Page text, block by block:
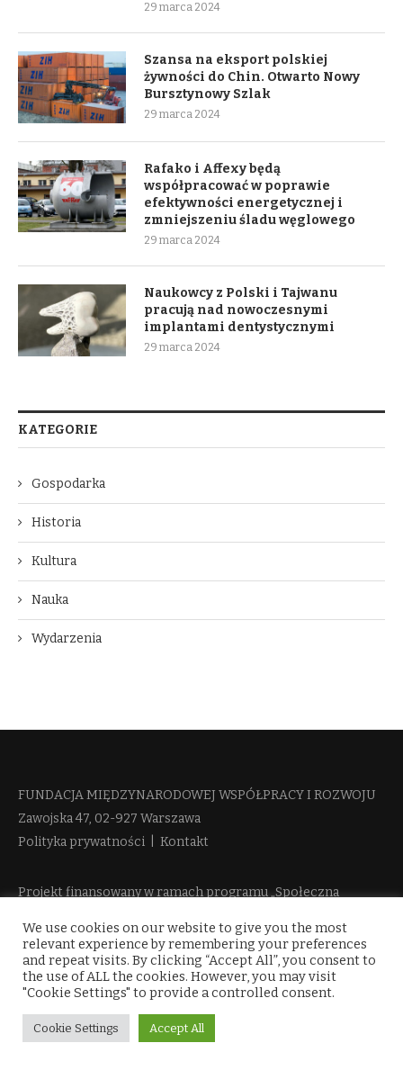
29 marca 2024
Szansa na eksport polskiej
żywności do Chin. Otwarto Nowy
Bursztynowy Szlak
29 marca 2024
Rafako i Affexy będą
współpracować w poprawie
efektywności energetycznej i
zmniejszeniu śladu węglowego
29 marca 2024
Naukowcy z Polski i Tajwanu
pracują nad nowoczesnymi
implantami dentystycznymi
29 marca 2024
KATEGORIE
Gospodarka
Historia
Kultura
Nauka
Wydarzenia
FUNDACJA MIĘDZYNARODOWEJ WSPÓŁPRACY I ROZWOJU​
Zawojska 47, 02-927 Warszawa
Polityka prywatności
Kontakt
Projekt finansowany w ramach programu „Społeczna
więcej informacji
We use cookies on our website to give you the most
relevant experience by remembering your preferences
and repeat visits. By clicking “Accept All”, you consent to
the use of ALL the cookies. However, you may visit
"Cookie Settings" to provide a controlled consent.
Cookie Settings Accept All